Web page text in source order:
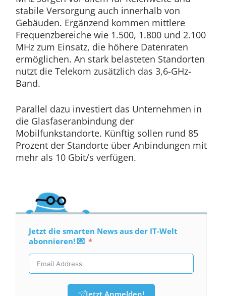
stabile Versorgung auch innerhalb von
Gebäuden. Ergänzend kommen mittlere
Frequenzbereiche wie 1.500, 1.800 und 2.100
MHz zum Einsatz, die höhere Datenraten
ermöglichen. An stark belasteten Standorten
nutzt die Telekom zusätzlich das 3,6-GHz-
Band.
Parallel dazu investiert das Unternehmen in
die Glasfaseranbindung der
Mobilfunkstandorte. Künftig sollen rund 85
Prozent der Standorte über Anbindungen mit
mehr als 10 Gbit/s verfügen.
Jetzt die smarten News aus der IT-Welt
abonnieren! 💌